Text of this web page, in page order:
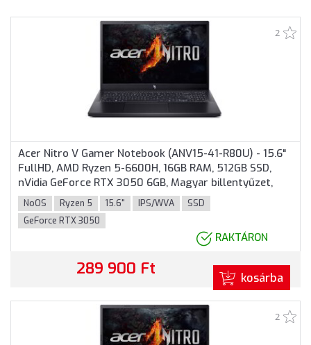
2
Acer Nitro V Gamer Notebook (ANV15-41-R80U) - 15.6"
FullHD, AMD Ryzen 5-6600H, 16GB RAM, 512GB SSD,
nVidia GeForce RTX 3050 6GB, Magyar billentyűzet,
Operációs rendszer nélkül, 3 év garancia, Fekete
színben
NoOS Ryzen 5 15.6" IPS/WVA
SSD
GeForce RTX 3050
RAKTÁRON
289 900 Ft kosárba
2